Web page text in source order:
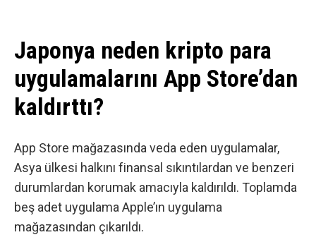
Japonya neden kripto para
uygulamalarını App Store’dan
kaldırttı?
App Store mağazasında veda eden uygulamalar,
Asya ülkesi halkını finansal sıkıntılardan ve benzeri
durumlardan korumak amacıyla kaldırıldı. Toplamda
beş adet uygulamaApple’ın uygulama
mağazasından çıkarıldı.